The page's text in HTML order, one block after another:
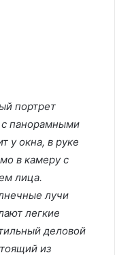
портрет
панорамными
у окна, в руке
в камеру с
лица.
лучи
легкие
деловой
из